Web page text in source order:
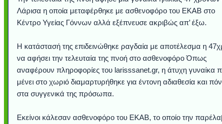
Λάρισα η οποία μεταφέρθηκε με ασθενοφόρο του ΕΚΑΒ στο
Κέντρο Υγείας Γόννων αλλά εξέπνευσε ακριβώς απ’ έξω.
Η κατάστασή της επιδεινώθηκε ραγδαία με αποτέλεσμα η
να αφήσει την τελευταία της πνοή στο ασθενοφόρο Όπως
αναφέρουν πληροφορίες του larisssanet.gr, η άτυχη γυναίκα
μένει στο χωριό διαμαρτυρήθηκε για έντονη αδιαθεσία και
στα συγγενικά της πρόσωπα.
Εκείνοι κάλεσαν ασθενοφόρο του ΕΚΑΒ, το οποίο την